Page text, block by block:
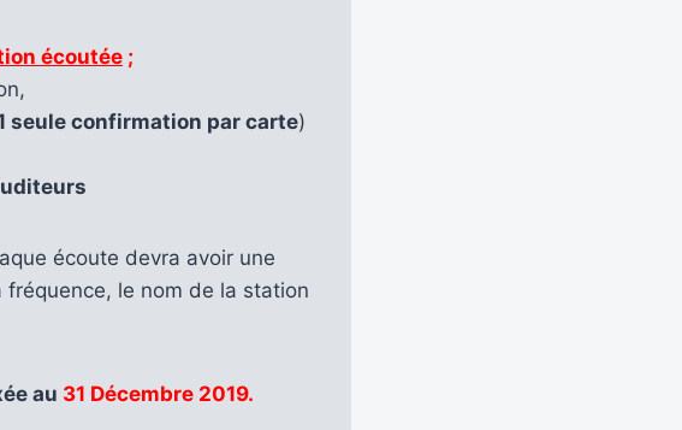
écoutée ;
seule confirmation par carte)
écoute devra avoir une
fréquence, le nom de la station
au 31 Décembre 2019.